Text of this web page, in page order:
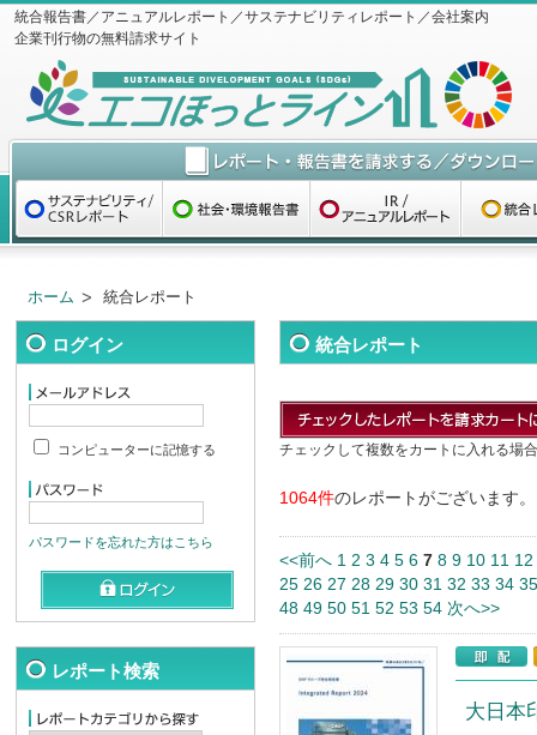
統合報告書／アニュアルレポート／サステナビリティレポート／会社案内
企業刊行物の無料請求サイト
ホーム 統合レポート
ログイン
コンピューターに記憶する
パスワードを忘れた方はこちら
レポート検索
統合レポート
チェックして複数をカートに入れる場
1064件のレポートがございます。
<<前へ 1 2 3 4 5 6 7 8 9 10 11 12
25 26 27 28 29 30 31 32 33 34 35
48 49 50 51 52 53 54 次へ>>
大日本